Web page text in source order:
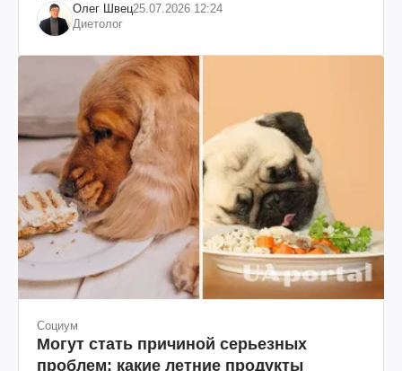
Олег Швец25.07.2026 12:24
Диетолог
Социум
Могут стать причиной серьезных
проблем: какие летние продукты